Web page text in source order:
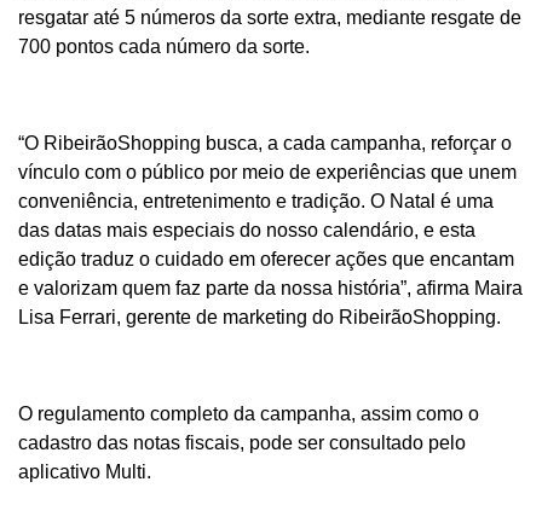
resgatar até 5 números da sorte extra, mediante resgate de
700 pontos cada número da sorte.
“O RibeirãoShopping busca, a cada campanha, reforçar o
vínculo com o público por meio de experiências que unem
conveniência, entretenimento e tradição. O Natal é uma
das datas mais especiais do nosso calendário, e esta
edição traduz o cuidado em oferecer ações que encantam
e valorizam quem faz parte da nossa história”, afirma Maira
Lisa Ferrari, gerente de marketing do RibeirãoShopping.
O regulamento completo da campanha, assim como o
cadastro das notas fiscais, pode ser consultado pelo
aplicativo Multi.